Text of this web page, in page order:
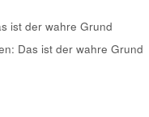
ist der wahre Grund
Das ist der wahre Grund